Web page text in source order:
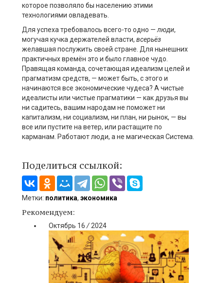
которое позволяло бы населению этими
технологиями овладевать.
Для успеха требовалось всего-то одно — люди,
могучая кучка держателей власти, всерьёз
желавшая послужить своей стране. Для нынешних
практичных времён это и было главное чудо.
Правящая команда, сочетающая идеализм целей и
прагматизм средств, — может быть, с этого и
начинаются все экономические чудеса? А чистые
идеалисты или чистые прагматики — как друзья вы
ни садитесь, вашим народам не поможет ни
капитализм, ни социализм, ни план, ни рынок, — вы
все или пустите на ветер, или растащите по
карманам. Работают люди, а не магическая Система.
Поделиться ссылкой:
Метки: политика, экономика
Рекомендуем:
Октябрь 16 / 2024